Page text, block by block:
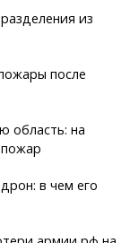
из
после
область: на
в чем его